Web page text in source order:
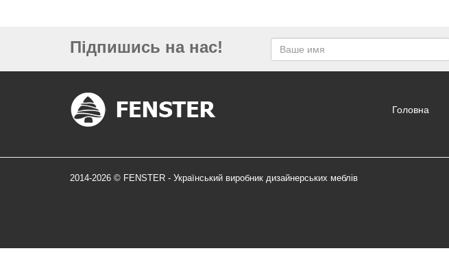
Підпишись на нас!
Головна
2014-2026 © FENSTER - Український виробник дизайнерських меблів